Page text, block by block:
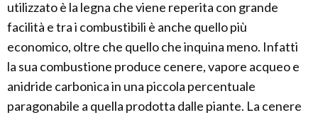
utilizzato è la legna che viene reperita con grande
facilità e tra i combustibili è anche quello più
economico, oltre che quello che inquina meno. Infatti
la sua combustione produce cenere, vapore acqueo e
anidride carbonica in una piccola percentuale
paragonabile a quella prodotta dalle piante. La cenere